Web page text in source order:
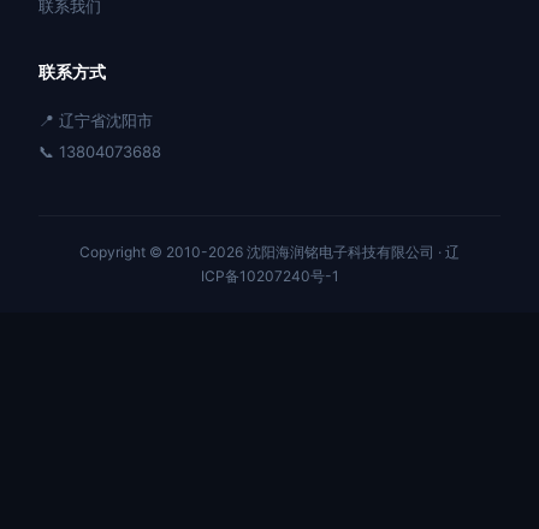
联系我们
联系方式
📍 辽宁省沈阳市
📞 13804073688
Copyright © 2010-2026 沈阳海润铭电子科技有限公司 · 辽
ICP备10207240号-1